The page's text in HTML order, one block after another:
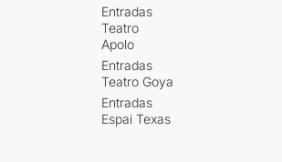
Entradas
Teatro
Apolo
Entradas
Teatro Goya
Entradas
Espai Texas